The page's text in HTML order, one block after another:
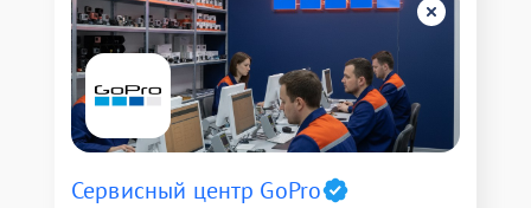
Сервисный центр GoPro